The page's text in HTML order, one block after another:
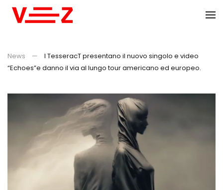
News
I TesseracT presentano il nuovo singolo e video
“Echoes”e danno il via al lungo tour americano ed europeo.